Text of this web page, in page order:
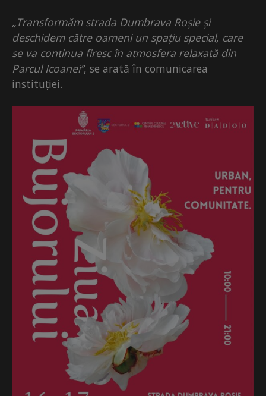
„Transformăm strada Dumbrava Roșie și
deschidem către oameni un spațiu special, care
se va continua firesc în atmosfera relaxată din
Parcul Icoanei”, se arată în comunicarea
instituției.